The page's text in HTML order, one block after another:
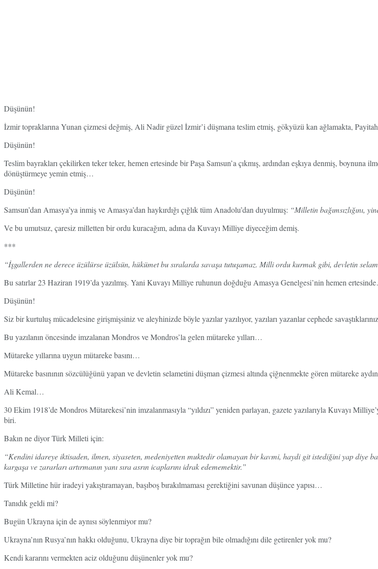
Düşünün!
İzmir topraklarına Yunan çizmesi değmiş, Ali Nadir güzel İzmir’i düşmana teslim etmiş, gökyüzü kan ağlamakta,
Düşünün!
Teslim bayrakları çekilirken teker teker, hemen ertesinde bir Paşa Samsun’a çıkmış, ardından eşkıya denmiş,
dönüştürmeye yemin etmiş…
Düşünün!
Samsun’dan Amasya’ya inmiş ve Amasya’dan haykırdığı çığlık tüm Anadolu’dan duyulmuş: “Milletin bağımsızlığını,
Ve bu umutsuz, çaresiz milletten bir ordu kuracağım, adına da Kuvayı Milliye diyeceğim demiş.
***
“İşgallerden ne derece üzülürse üzülsün, hükümet bu sıralarda savaşa tutuşamaz. Milli ordu kurmak gibi, devletin
Bu satırlar 23 Haziran 1919’da yazılmış. Yani Kuvayı Milliye ruhunun doğduğu Amasya Genelgesi’nin hemen
Düşünün!
Siz bir kurtuluş mücadelesine girişmişsiniz ve aleyhinizde böyle yazılar yazılıyor, yazıları yazanlar cephede
Bu yazılanın öncesinde imzalanan Mondros ve Mondros’la gelen mütareke yılları…
Mütareke yıllarına uygun mütareke basını…
Mütareke basınının sözcülüğünü yapan ve devletin selametini düşman çizmesi altında çiğnenmekte gören mütareke
Ali Kemal…
30 Ekim 1918’de Mondros Mütarekesi’nin imzalanmasıyla “yıldızı” yeniden parlayan, gazete yazılarıyla Kuvayı
biri.
Bakın ne diyor Türk Milleti için:
“Kendini idareye iktisaden, ilmen, siyaseten, medeniyetten muktedir olamayan bir kavmi, haydi git istediğini yap diye
kargaşa ve zararları artırmanın yanı sıra asrın icaplarını idrak edememektir.”
Türk Milletine hür iradeyi yakıştıramayan, başıboş bırakılmaması gerektiğini savunan düşünce yapısı…
Tanıdık geldi mi?
Bugün Ukrayna için de aynısı söylenmiyor mu?
Ukrayna’nın Rusya’nın hakkı olduğunu, Ukrayna diye bir toprağın bile olmadığını dile getirenler yok mu?
Kendi kararını vermekten aciz olduğunu düşünenler yok mu?